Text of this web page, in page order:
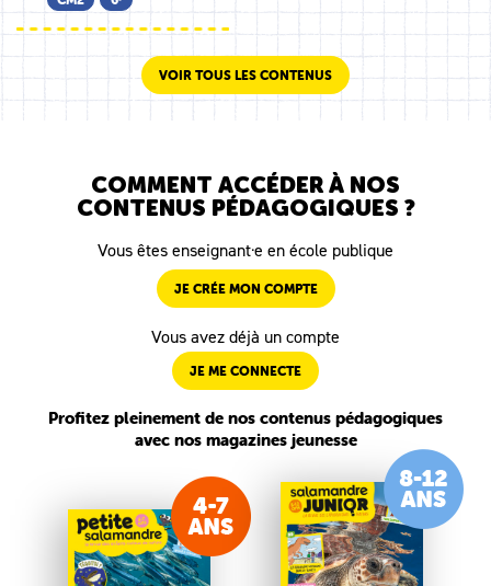
VOIR TOUS LES CONTENUS
COMMENT ACCÉDER À NOS
CONTENUS PÉDAGOGIQUES ?
Vous êtes enseignant·e en école publique
JE CRÉE MON COMPTE
Vous avez déjà un compte
JE ME CONNECTE
Profitez pleinement de nos contenus pédagogiques
avec nos magazines jeunesse